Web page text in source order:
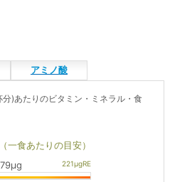
アミノ酸
)あたりのビタミン・ミネラル・食
（一食あたりの目安）